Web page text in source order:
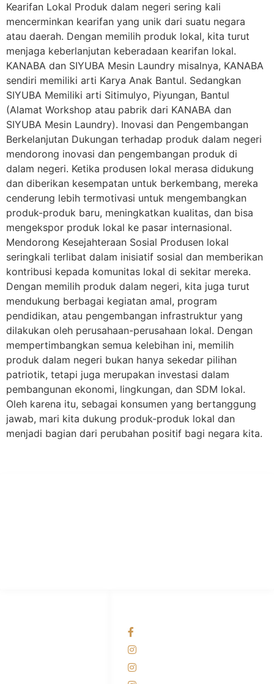
Kearifan Lokal Produk dalam negeri sering kali
mencerminkan kearifan yang unik dari suatu negara
atau daerah. Dengan memilih produk lokal, kita turut
menjaga keberlanjutan keberadaan kearifan lokal.
KANABA dan SIYUBA Mesin Laundry misalnya, KANABA
sendiri memiliki arti Karya Anak Bantul. Sedangkan
SIYUBA Memiliki arti Sitimulyo, Piyungan, Bantul
(Alamat Workshop atau pabrik dari KANABA dan
SIYUBA Mesin Laundry). Inovasi dan Pengembangan
Berkelanjutan Dukungan terhadap produk dalam negeri
mendorong inovasi dan pengembangan produk di
dalam negeri. Ketika produsen lokal merasa didukung
dan diberikan kesempatan untuk berkembang, mereka
cenderung lebih termotivasi untuk mengembangkan
produk-produk baru, meningkatkan kualitas, dan bisa
mengekspor produk lokal ke pasar internasional.
Mendorong Kesejahteraan Sosial Produsen lokal
seringkali terlibat dalam inisiatif sosial dan memberikan
kontribusi kepada komunitas lokal di sekitar mereka.
Dengan memilih produk dalam negeri, kita juga turut
mendukung berbagai kegiatan amal, program
pendidikan, atau pengembangan infrastruktur yang
dilakukan oleh perusahaan-perusahaan lokal. Dengan
mempertimbangkan semua kelebihan ini, memilih
produk dalam negeri bukan hanya sekedar pilihan
patriotik, tetapi juga merupakan investasi dalam
pembangunan ekonomi, lingkungan, dan SDM lokal.
Oleh karena itu, sebagai konsumen yang bertanggung
jawab, mari kita dukung produk-produk lokal dan
menjadi bagian dari perubahan positif bagi negara kita.